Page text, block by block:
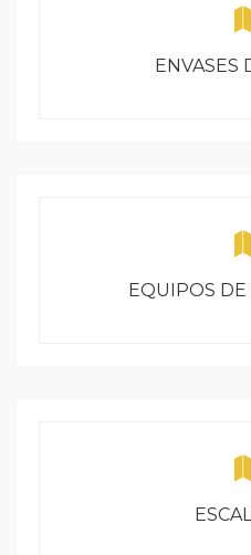
ENVASES
EQUIPOS